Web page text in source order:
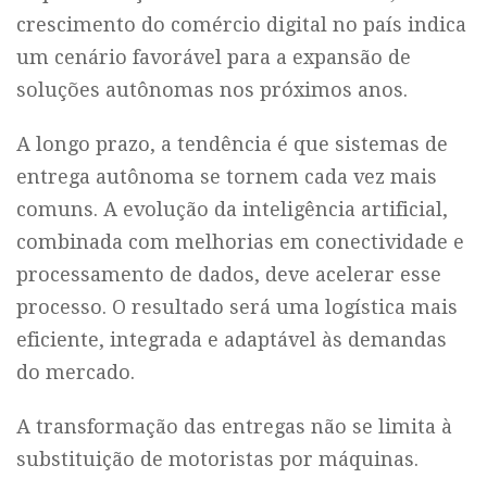
crescimento do comércio digital no país indica
um cenário favorável para a expansão de
soluções autônomas nos próximos anos.
A longo prazo, a tendência é que sistemas de
entrega autônoma se tornem cada vez mais
comuns. A evolução da inteligência artificial,
combinada com melhorias em conectividade e
processamento de dados, deve acelerar esse
processo. O resultado será uma logística mais
eficiente, integrada e adaptável às demandas
do mercado.
A transformação das entregas não se limita à
substituição de motoristas por máquinas.